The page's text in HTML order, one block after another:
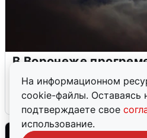
На информационном
cookie-файлы. Оставаясь
подтверждаете свое
использование.
В Воронеже
после сигнала
5 августа 0